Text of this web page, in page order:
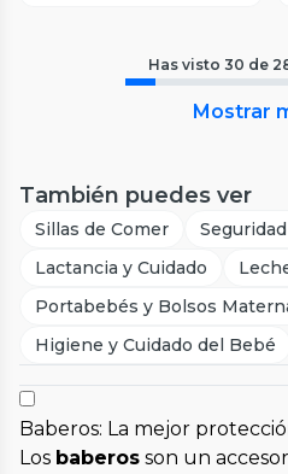
Has visto 30 de
Mostrar
También puedes ver
Sillas de Comer
Lactancia y Cuidado
Portabebés y Bolsos
Higiene y Cuidado del Bebé
Baberos: La mejor
Los baberos son un